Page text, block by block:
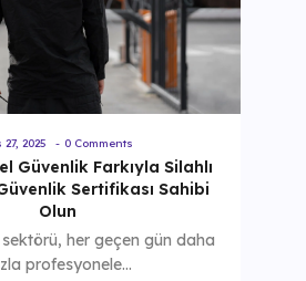
27, 2025 - 0 Comments
Güvenlik Farkıyla Silahlı
Sertifikası Sahibi
Olun
her geçen gün daha
profesyonele…